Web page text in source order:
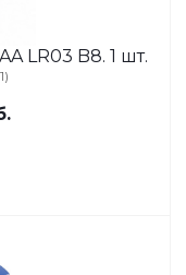
LR03 B8. 1 шт.